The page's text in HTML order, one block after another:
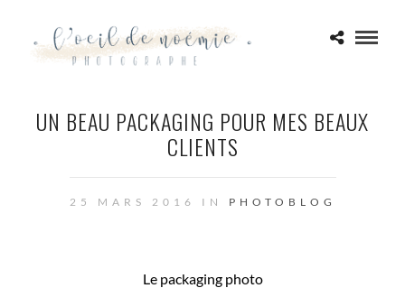
UN BEAU PACKAGING POUR MES BEAUX
CLIENTS
25 MARS 2016 IN PHOTOBLOG
Le packaging photo